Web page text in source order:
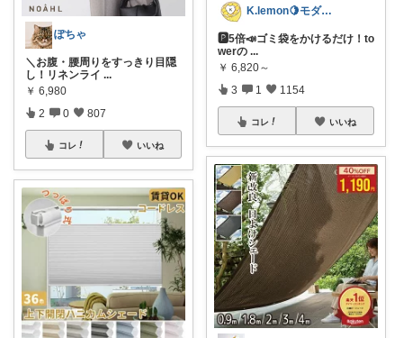
ぽちゃ
＼お腹・腰周りをすっきり目隠
し！リネンライ ...
￥ 6,980
2 0 807
コレ いいね
K.lemon🍋モダン+家事楽+🐶
🅿️5倍📣ゴミ袋をかけるだけ！to
werの ...
￥ 6,820～
3 1 1154
コレ いいね